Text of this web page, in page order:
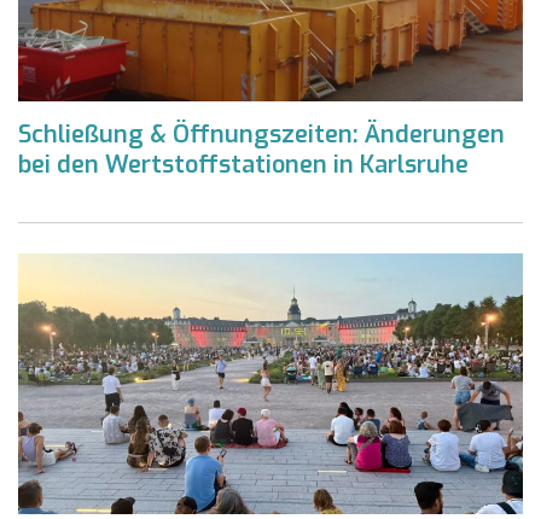
Schließung & Öffnungszeiten: Änderungen
bei den Wertstoffstationen in Karlsruhe